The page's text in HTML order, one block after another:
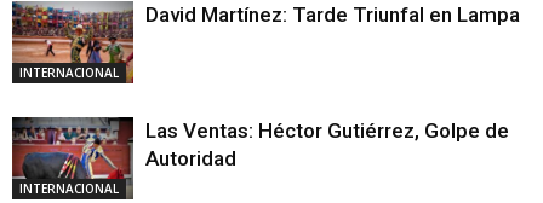
INTERNACIONAL
David Martínez: Tarde Triunfal en Lampa
INTERNACIONAL
Las Ventas: Héctor Gutiérrez, Golpe de
Autoridad